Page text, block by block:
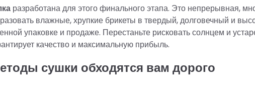
разработана для этого финального этапа. Это непрерывная,
влажные, хрупкие брикеты в твердый, долговечный и
упаковке и продаже. Перестаньте рисковать солнцем и
качество и максимальную прибыль.
сушки обходятся вам дорого